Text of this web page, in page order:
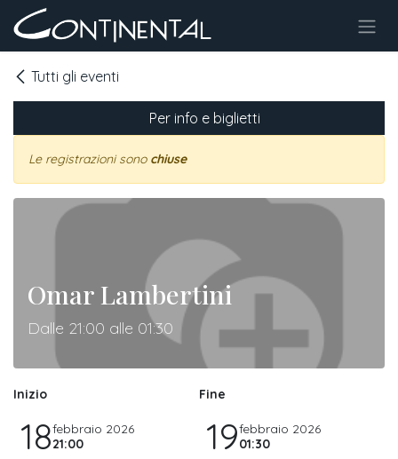
Passa al contenuto
Tutti gli eventi
Per info e biglietti
Le registrazioni sono chiuse
Omar Lambertini
Dalle 21:00 alle 01:30
Inizio
18febbraio 2026
21:00
Fine
19febbraio 2026
01:30